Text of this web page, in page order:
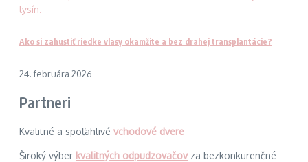
Ako si zahustiť riedke vlasy okamžite a bez drahej transplantácie?
24. februára 2026
Partneri
Kvalitné a spoľahlivé vchodové dvere
Široký výber kvalitných odpudzovačovza bezkonkurenčné